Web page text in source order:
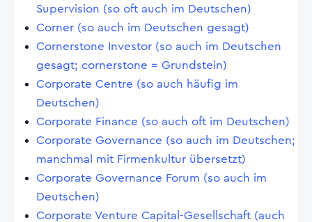
Supervision (so oft auch im Deutschen)
Corner (so auch im Deutschen gesagt)
Cornerstone Investor (so auch im Deutschen
gesagt; cornerstone = Grundstein)
Corporate Centre (so auch häufig im
Deutschen)
Corporate Finance (so auch oft im Deutschen)
Corporate Governance (so auch im Deutschen;
manchmal mit Firmenkultur übersetzt)
Corporate Governance Forum (so auch im
Deutschen)
Corporate Venture Capital-Gesellschaft (auch